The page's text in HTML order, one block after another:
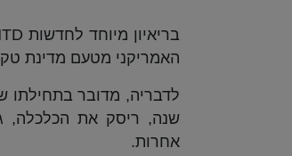
האמריקני מטעם מדינת
אחרות.